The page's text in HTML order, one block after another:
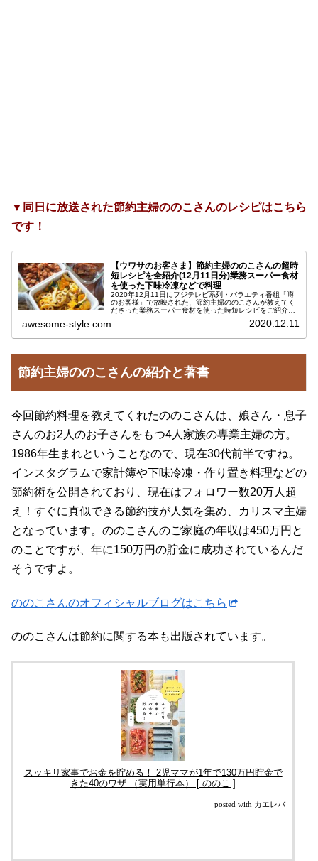
▼同日に放送された節約主婦ののこさんのレシピはこちら
です！
【ウワサのお客さま】節約主婦ののこさんの超時
短レシピを全紹介(12月11日分)業務スーパー食材
を使った下味冷凍などで料理
2020年12月11日にフジテレビ系列・バラエティ番組「噂
のお客様」で放映された、節約主婦ののこさんが教えてく
ださった業務スーパー食材を使った時短レシピをご紹介し
awesome-style.com 2020.12.11
節約主婦ののこさんの紹介と著書
今回節約料理を教えてくれたののこさんは、娘さん・息子
さんのお2人のお子さんをもつ4人家族の専業主婦の方。
1986年生まれということなので、現在30代前半ですね。
インスタグラムで家計簿や下味冷凍・作り置き料理などの
節約術を公開されており、現在はフォロワー数20万人超
え！すぐに真似できる節約技が人気を集め、カリスマ主婦
となっています。ののこさんのご家庭の年収は450万円と
のことですが、年に150万円の貯金に成功されているんだ
そうですよ。
ののこさんのオフィシャルブログはこちら
ののこさんは節約に関する本も出版されています。
スッキリ家事でお金を貯める！ 2児ママが1年で130万円貯金で
きた40のワザ （実用単行本） [ ののこ ]
posted with カエレバ